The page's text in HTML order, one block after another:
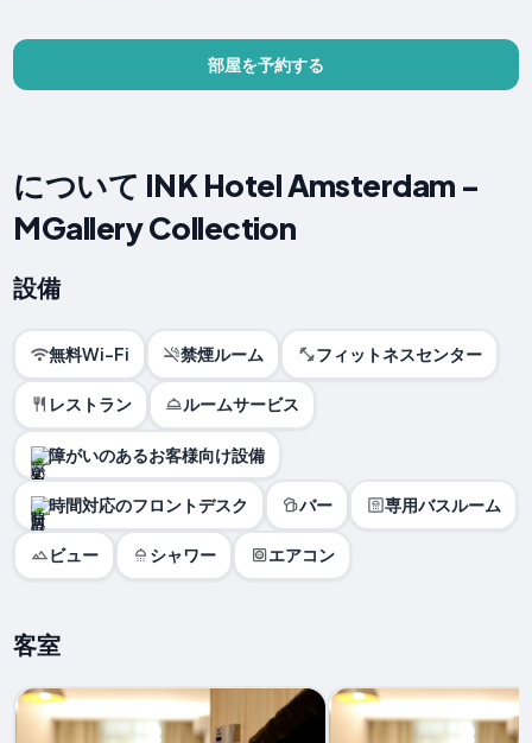
部屋を予約する
について INK Hotel Amsterdam -
MGallery Collection
設備
無料Wi-Fi 禁煙ルーム フィットネスセンター
レストラン ルームサービス
障がいのあるお客様向け設備
時間対応のフロントデスク バー 専用バスルーム
ビュー シャワー エアコン
客室